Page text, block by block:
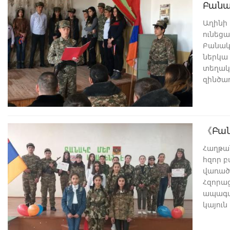
Աղինի
ներկա
《
հզոր